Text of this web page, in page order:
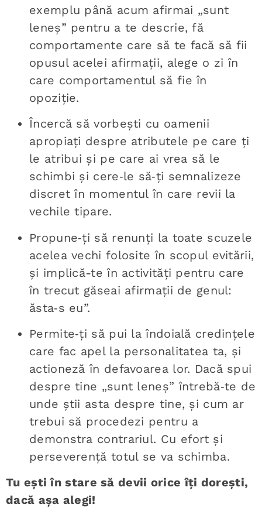
exemplu până acum afirmai „sunt
leneș” pentru a te descrie, fă
comportamente care să te facă să fii
opusul acelei afirmații, alege o zi în
care comportamentul să fie în
opoziție.
Încercă să vorbești cu oamenii
apropiați despre atributele pe care ți
le atribui și pe care ai vrea să le
schimbi și cere‑le să‑ți semnalizeze
discret în momentul în care revii la
vechile tipare.
Propune‑ți să renunți la toate scuzele
acelea vechi folosite în scopul evitării,
și implică-te în activități pentru care
în trecut găseai afirmații de genul:
ăsta‑s eu”.
Permite‑ți să pui la îndoială credințele
care fac apel la personalitatea ta, și
actioneză în defavoarea lor. Dacă spui
despre tine „sunt leneș” întrebă‑te de
unde știi asta despre tine, și cum ar
trebui să procedezi pentru a
demonstra contrariul. Cu efort și
perseverență totul se va schimba.
Tu ești în stare să devii orice îți dorești,
dacă așa alegi!